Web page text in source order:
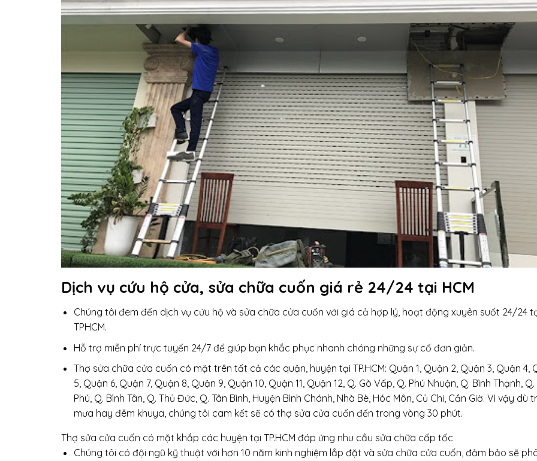
Dịch vụ cứu hộ cửa, sửa chữa cuốn giá rẻ 24/24 tại HCM
Chúng tôi đem đến dịch vụ cứu hộ và sửa chữa cửa cuốn với giá cả hợp lý, hoạt động xuyên suốt 24/24
TPHCM.
Hỗ trợ miễn phí trực tuyến 24/7 để giúp bạn khắc phục nhanh chóng những sự cố đơn giản.
Thợ sửa chữa cửa cuốn có mặt trên tất cả các quận, huyện tại TP.HCM: Quận 1, Quận 2, Quận 3, Quận 4,
5, Quận 6, Quận 7, Quận 8, Quận 9, Quận 10, Quận 11, Quận 12, Q. Gò Vấp, Q. Phú Nhuận, Q. Bình Thạnh, Q.
Phú, Q. Bình Tân, Q. Thủ Đức, Q. Tân Bình, Huyện Bình Chánh, Nhà Bè, Hóc Môn, Củ Chi, Cần Giờ. Vì vậy dù
mưa hay đêm khuya, chúng tôi cam kết sẽ có thợ sửa cửa cuốn đến trong vòng 30 phút.
Thợ sửa cửa cuốn có mặt khắp các huyện tại TP.HCM đáp ứng nhu cầu sửa chữa cấp tốc
Chúng tôi có đội ngũ kỹ thuật với hơn 10 năm kinh nghiệm lắp đặt và sửa chữa cửa cuốn, đảm bảo sẽ